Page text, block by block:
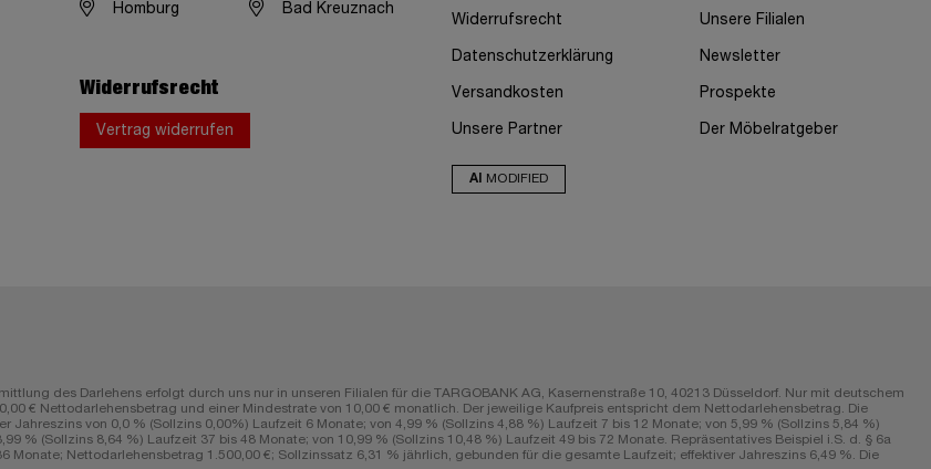
Homburg Bad Kreuznach
Widerrufsrecht
Vertrag widerrufen
Widerrufsrecht
Datenschutzerklärung
Versandkosten
Unsere Partner
AI MODIFIED
Unsere Filialen
Newsletter
Prospekte
Der Möbelratgeber
des Darlehens erfolgt durch uns nur in unseren Filialen für die TARGOBANK AG, Kasernenstraße 10, 40213 Düsseldorf. Nur mit deutschem
€ Nettodarlehensbetrag und einer Mindestrate von 10,00 € monatlich. Der jeweilige Kaufpreis entspricht dem Nettodarlehensbetrag. Die
von 0,0 % (Sollzins 0,00%) Laufzeit 6 Monate; von 4,99 % (Sollzins 4,88 %) Laufzeit 7 bis 12 Monate; von 5,99 % (Sollzins 5,84 %)
% (Sollzins 8,64 %) Laufzeit 37 bis 48 Monate; von 10,99 % (Sollzins 10,48 %) Laufzeit 49 bis 72 Monate. Repräsentatives Beispiel i.S. d. § 6a
Monate; Nettodarlehensbetrag 1.500,00 €; Sollzinssatz 6,31 % jährlich, gebunden für die gesamte Laufzeit; effektiver Jahreszins 6,49 %. Die